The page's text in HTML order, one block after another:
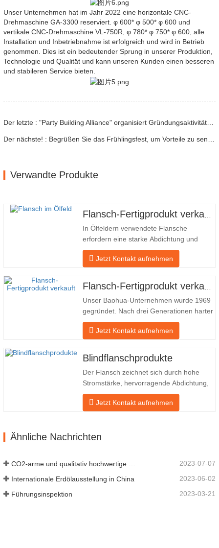
Unser Unternehmen hat im Jahr 2022 eine horizontale CNC-
Drehmaschine GA-3300 reserviert. φ 600* φ 500* φ 600 und
vertikale CNC-Drehmaschine VL-750R, φ 780* φ 750* φ 600, alle
Installation und Inbetriebnahme ist erfolgreich und wird in Betrieb
genommen. Dies ist ein bedeutender Sprung in unserer Produktion,
Technologie und Qualität und kann unseren Kunden einen besseren
und stabileren Service bieten.
Verwandte Produkte
In Ölfeldern verwendete Flansche
erfordern eine starke Abdichtung und
hohe Qualität. Unser Unternehmen in
Baohua verarbeitet seit vielen Jahren
indirekt ins Ausland – nach Deutschland
und Russland. Da die inländische Industrie
nicht ideal ist, möchten wir…
Jetzt Kontakt aufnehmen
Unser Baohua-Unternehmen wurde 1969
gegründet. Nach drei Generationen harter
Arbeit umfasst es nun eine Fläche von
50.000 ㎡ und verfügt über eine
Mitarbeiter und 46 Ingenieure. Die
jährliche Produktion von Schmiedestücken
beträgt 30.000 Tonnen. Hauptsächlich…
Jetzt Kontakt aufnehmen
Blindflanschprodukte
Der Flansch zeichnet sich durch hohe
Stromstärke, hervorragende Abdichtung,
praktische Wartung, robuste
Anpassungsfähigkeit und
Faktor im Rohrleitungssystem macht. Das
Jetzt Kontakt aufnehmen
Ähnliche Nachrichten
2023-07-07
Internationale Erdölausstellung in China 2023-06-02
Führungsinspektion 2023-03-21